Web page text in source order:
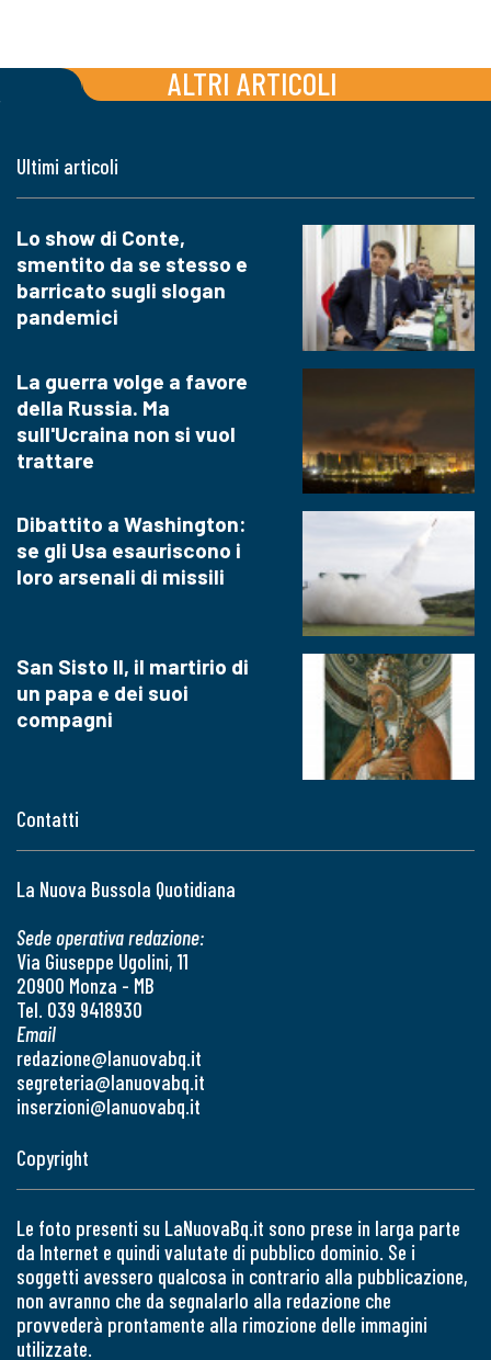
ALTRI ARTICOLI
Contatti
La Nuova Bussola Quotidiana
Sede operativa redazione:
Via Giuseppe Ugolini, 11
20900 Monza - MB
Tel. 039 9418930
Email
redazione@lanuovabq.it
segreteria@lanuovabq.it
inserzioni@lanuovabq.it
Ultimi articoli
Lo show di Conte,
smentito da se stesso e
barricato sugli slogan
pandemici
La guerra volge a favore
della Russia. Ma
sull'Ucraina non si vuol
trattare
Dibattito a Washington:
se gli Usa esauriscono i
loro arsenali di missili
San Sisto II, il martirio di
un papa e dei suoi
compagni
Copyright
Le foto presenti su LaNuovaBq.it sono prese in larga parte
da Internet e quindi valutate di pubblico dominio. Se i
soggetti avessero qualcosa in contrario alla pubblicazione,
non avranno che da segnalarlo alla redazione che
provvederà prontamente alla rimozione delle immagini
utilizzate.